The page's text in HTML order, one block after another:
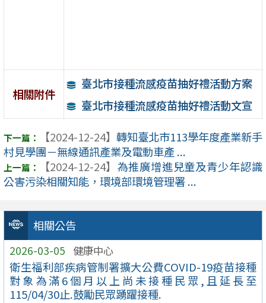
相關公告
2026-03-05 健康中心
衛生福利部疾病管制署擴大公費COVID-19疫苗接種
對象為滿6個月以上尚未接種民眾,且延長至
115/04/30止.鼓勵民眾踴躍接種.
相關附件
臺北市接種流感疫苗抽好禮活動方案
臺北市接種流感疫苗抽好禮活動文宣
【2024-12-24】 轉知臺北市113學年度產業新手
村見學團－無線通訊產業及電動車產 ...
【2024-12-24】 為推廣增進兒童及青少年認識
公害污染相關知能，環境部環境管理署 ...